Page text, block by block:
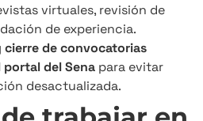
virtuales, revisión de
de experiencia.
de convocatorias
del Sena para evitar
desactualizada.